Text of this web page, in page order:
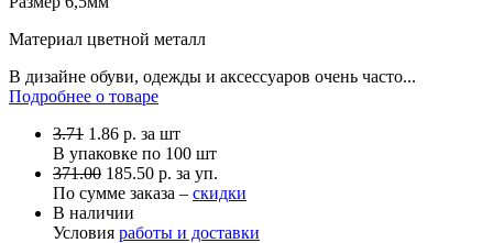
Материал цветной металл
В дизайне обуви, одежды и аксессуаров очень часто...
Подробнее о товаре
3.71 1.86 р. за шт
В упаковке по 100 шт
371.00 185.50 р. за уп.
По сумме заказа – скидки
В наличии
Условия работы и доставки